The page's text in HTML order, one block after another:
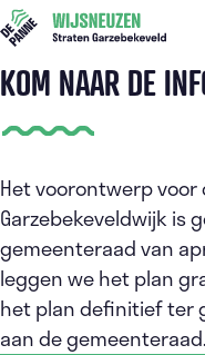
KOM NAAR DE
Het voorontwerp
Garzebekeveldwijk is
gemeenteraad van
leggen we het plan
het plan definitief ter
aan de gemeenteraad.